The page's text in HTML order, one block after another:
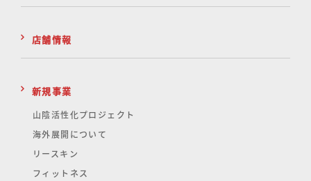
店舗情報
新規事業
山陰活性化プロジェクト
海外展開について
リースキン
フィットネス